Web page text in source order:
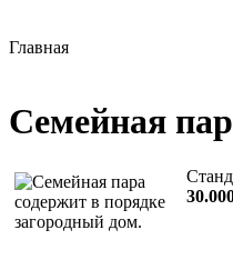
Главная
Семейная